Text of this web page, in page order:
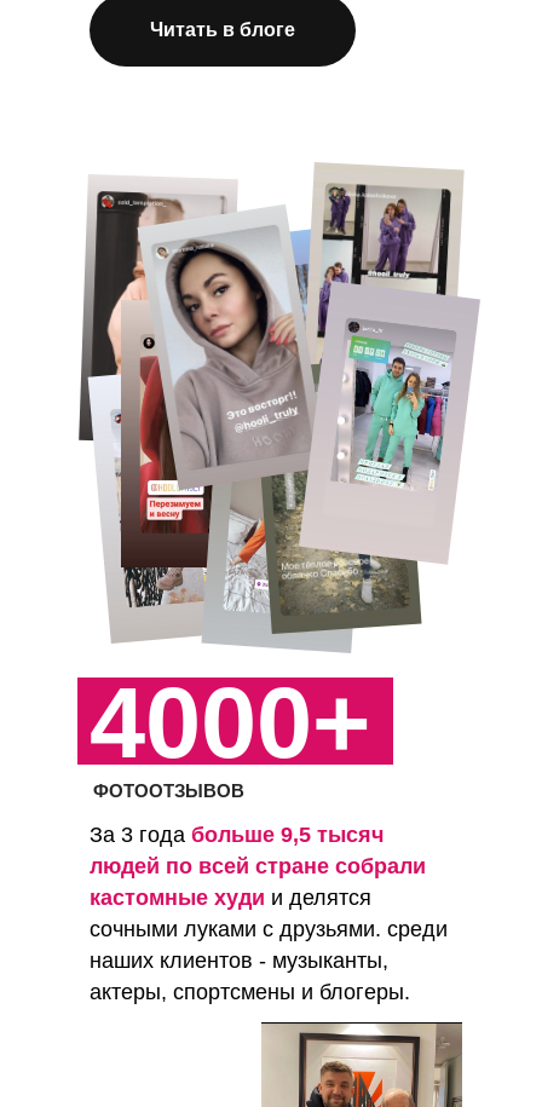
Читать в блоге
4000+
ФОТООТЗЫВОВ
За 3 года больше 9,5 тысяч
людей по всей стране собрали
кастомные худи и делятся
сочными луками с друзьями. среди
наших клиентов - музыканты,
актеры, спортсмены и блогеры.